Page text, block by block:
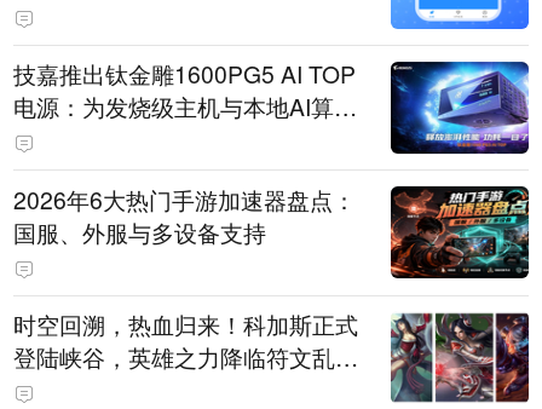
技嘉推出钛金雕1600PG5 AI TOP
电源：为发烧级主机与本地AI算力
打造旗舰供电方案
2026年6大热门手游加速器盘点：
国服、外服与多设备支持
时空回溯，热血归来！科加斯正式
登陆峡谷，英雄之力降临符文乱
斗！